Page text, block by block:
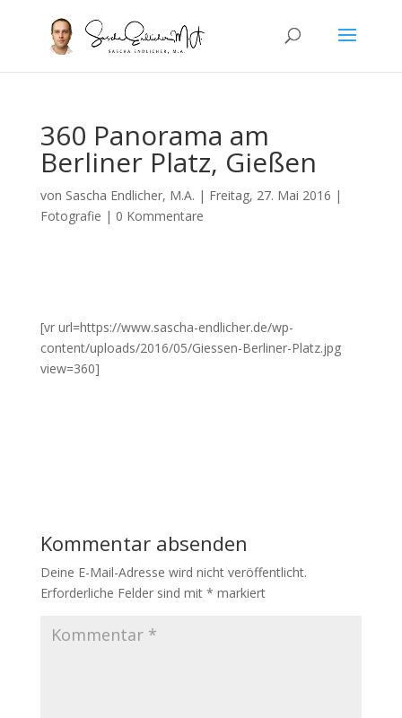
360 Panorama am
Berliner Platz, Gießen
von Sascha Endlicher, M.A. | Freitag, 27. Mai 2016 |
Fotografie | 0 Kommentare
[vr url=https://www.sascha-endlicher.de/wp-
content/uploads/2016/05/Giessen-Berliner-Platz.jpg
view=360]
Kommentar absenden
Deine E-Mail-Adresse wird nicht veröffentlicht.
Erforderliche Felder sind mit * markiert